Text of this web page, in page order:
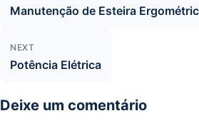
Manutenção de Esteira
NEXT
Potência Elétrica
Deixe um comentário